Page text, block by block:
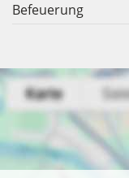
Befeuerung